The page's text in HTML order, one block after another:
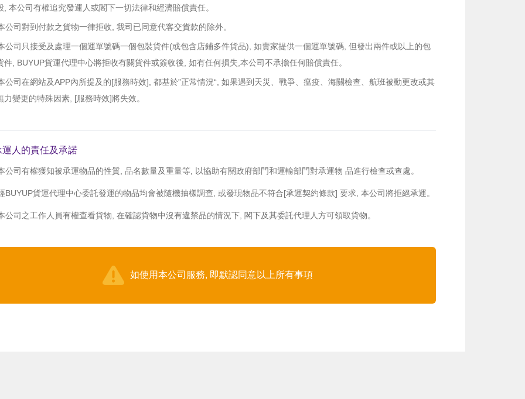
, 本公司有權追究發運人或閣下一切法律和經濟賠償責任。
公司對到付款之貨物一律拒收, 我司已同意代客交貨款的除外。
公司只接受及處理一個運單號碼一個包裝貨件(或包含店鋪多件貨品), 如賣家提供一個運單號碼, 但發出兩件或以上的包
件, BUYUP貨運代理中心將拒收有關貨件或簽收後, 如有任何損失,本公司不承擔任何賠償責任。
公司在網站及APP內所提及的[服務時效], 都基於”正常情況“, 如果遇到天災、戰爭、瘟疫、海關檢查、航班被動更改或其
力變更的特殊因素, [服務時效]將失效。
運人的責任及承諾
公司有權獲知被承運物品的性質, 品名數量及重量等, 以協助有關政府部門和運輸部門對承運物 品進行檢查或查處。
BUYUP貨運代理中心委託發運的物品均會被隨機抽樣調查, 或發現物品不符合[承運契約條款] 要求, 本公司將拒絕承運。
公司之工作人員有權查看貨物, 在確認貨物中沒有違禁品的情況下, 閣下及其委託代理人方可領取貨物。
如使用本公司服務, 即默認同意以上所有事項